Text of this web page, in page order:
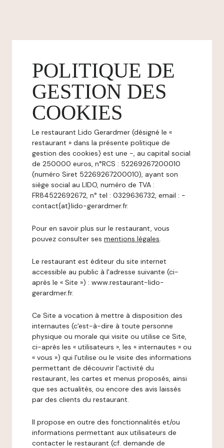
POLITIQUE DE
GESTION DES
COOKIES
Le restaurant Lido Gerardmer (désigné le «
restaurant » dans la présente politique de
gestion des cookies) est une -, au capital social
de 250000 euros, n°RCS : 52269267200010
(numéro Siret 52269267200010), ayant son
siège social au LIDO, numéro de TVA :
FR84522692672, n° tel : 0329636732, email : -
contact{at}lido-gerardmer.fr.
Pour en savoir plus sur le restaurant, vous
pouvez consulter ses mentions légales.
Le restaurant est éditeur du site internet
accessible au public à l'adresse suivante (ci-
après le « Site ») : www.restaurant-lido-
gerardmer.fr.
Ce Site a vocation à mettre à disposition des
internautes (c'est-à-dire à toute personne
physique ou morale qui visite ou utilise ce Site,
ci-après les « utilisateurs », les « internautes » ou
« vous ») qui l'utilise ou le visite des informations
permettant de découvrir l'activité du
restaurant, les cartes et menus proposés, ainsi
que ses actualités, ou encore des avis laissés
par des clients du restaurant.
Il propose en outre des fonctionnalités et/ou
informations permettant aux utilisateurs de
contacter le restaurant (cf. demande de